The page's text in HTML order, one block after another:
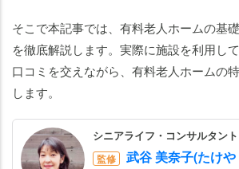
そこで本記事では、有料老人ホームの基
を徹底解説します。実際に施設を利用し
口コミを交えながら、有料老人ホームの
します。
シニアライフ・コンサルタント
監修 武谷 美奈子(たけ
に
つ
い
て
の
ま
と
め